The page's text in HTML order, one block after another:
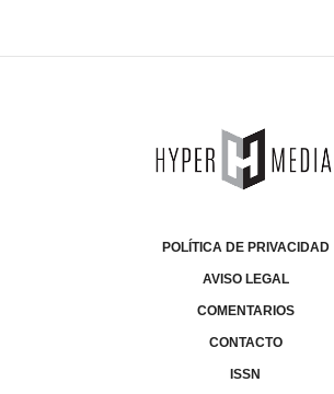
POLÍTICA DE PRIVACIDAD
AVISO LEGAL
COMENTARIOS
CONTACTO
ISSN